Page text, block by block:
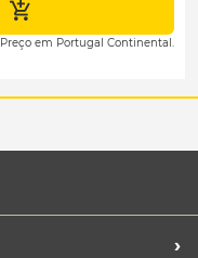
Preço em Portugal Continental.
›